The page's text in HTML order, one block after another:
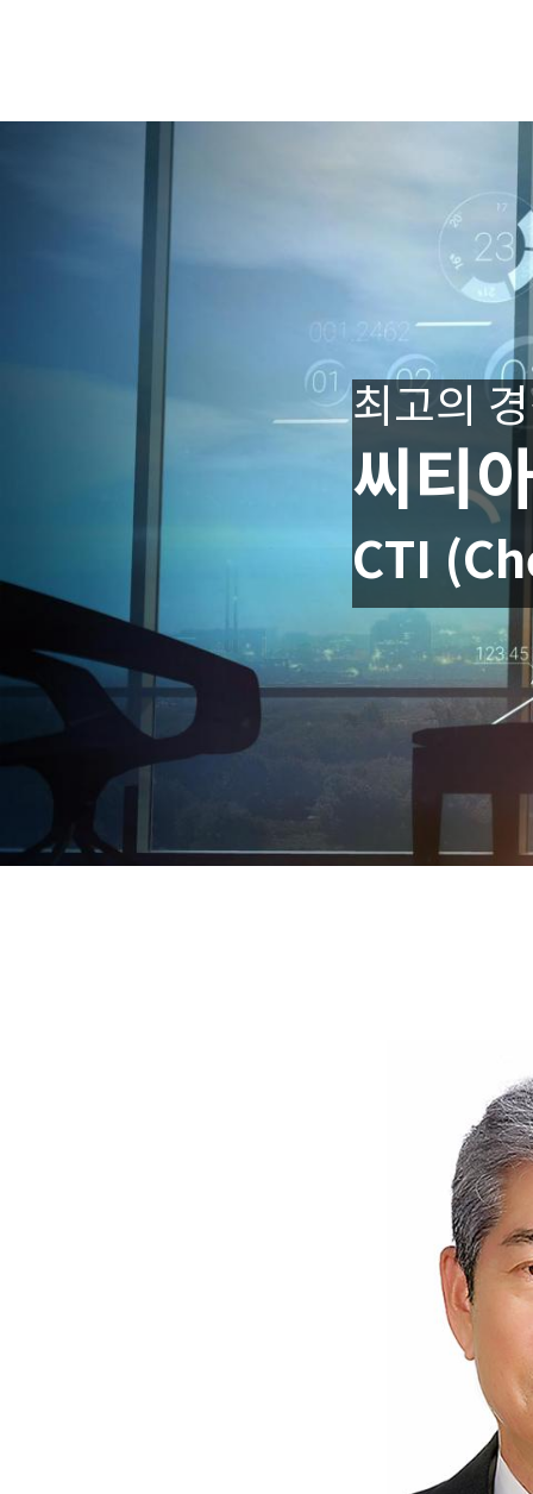
최고의
씨티
CTI